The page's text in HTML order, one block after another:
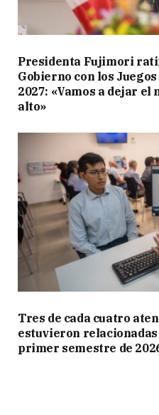
Presidenta Fujimori
Gobierno con los
2027: «Vamos a dejar el
alto»
Tres de cada cuatro
estuvieron
primer semestre de